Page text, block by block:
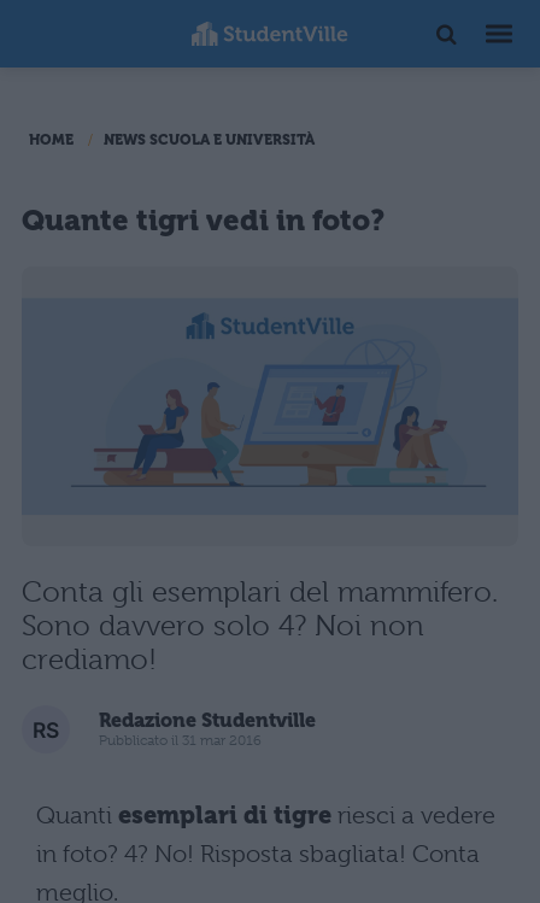
HOME NEWS SCUOLA E UNIVERSITÀ
Quante tigri vedi in foto?
Conta gli esemplari del mammifero.
Sono davvero solo 4? Noi non
crediamo!
Redazione Studentville
Pubblicato il 31 mar 2016
Quanti esemplari di tigre riesci a vedere
in foto? 4? No! Risposta sbagliata! Conta
meglio.